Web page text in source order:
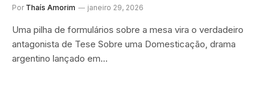
Por Thaís Amorim janeiro 29, 2026
Uma pilha de formulários sobre a mesa vira o verdadeiro
antagonista de Tese Sobre uma Domesticação, drama
argentino lançado em…